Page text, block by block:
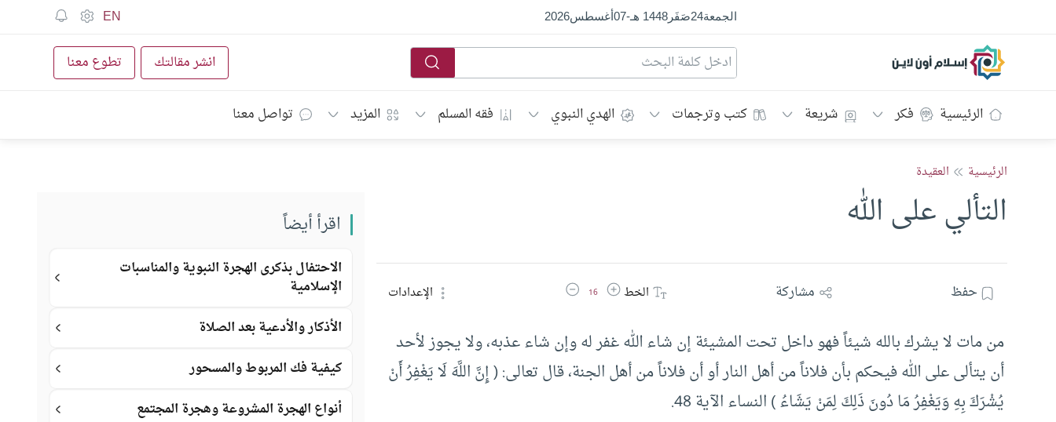
الجمعة24صَفَر1448 هـ -
07أغسطس2026
EN
إسلام أون لاين انشر مقالتك تطوع معنا
الرئيسية فكر شريعة كتب وترجمات الهدي النبوي فقه المسلم المزيد تواصل معنا
الرئيسية العقيدة
التألي على الله
حفظ مشاركة الخطزيادة حجم الخط
16 تقليل حجم الخط الإعدادات
من مات لا يشرك بالله شيئاً فهو داخل تحت المشيئة إن شاء الله غفر له وإن شاء عذبه، ولا يجوز لأحد
أن يتألى على الله فيحكم بأن فلاناً من أهل النار أو أن فلاناً من أهل الجنة، قال تعالى: ( إِنَّ اللَّهَ لَا يَغْفِرُ أَنْ
يُشْرَكَ بِهِ وَيَغْفِرُ مَا دُونَ ذَلِكَ لِمَنْ يَشَاءُ ) النساء الآية 48.
اقرأ أيضاً
الاحتفال بذكرى الهجرة النبوية والمناسبات
الإسلامية
الأذكار والأدعية بعد الصلاة
كيفية فك المربوط والمسحور
أنواع الهجرة المشروعة وهجرة المجتمع